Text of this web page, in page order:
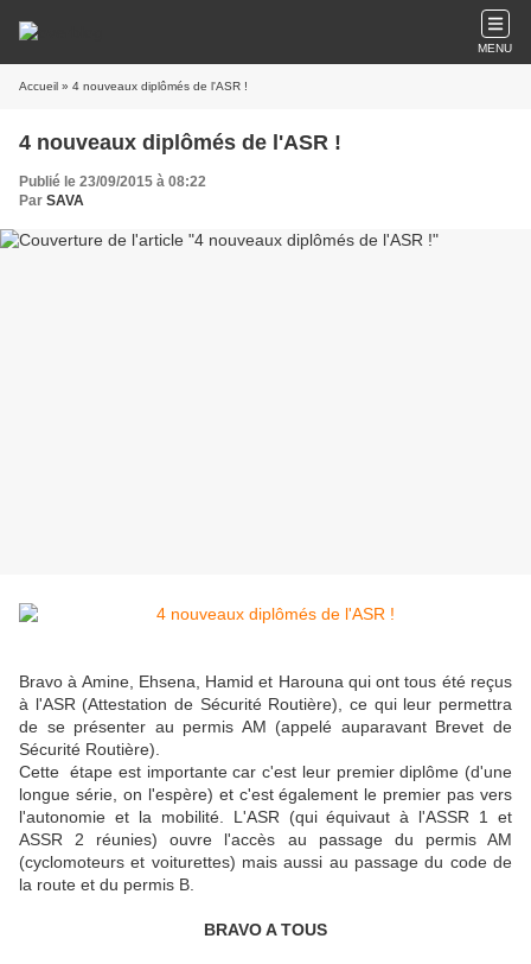
MENU
Accueil » 4 nouveaux diplômés de l'ASR !
4 nouveaux diplômés de l'ASR !
Publié le 23/09/2015 à 08:22
Par SAVA
Bravo à Amine, Ehsena, Hamid et Harouna qui ont tous été reçus
à l'ASR (Attestation de Sécurité Routière), ce qui leur permettra
de se présenter au permis AM (appelé auparavant Brevet de
Sécurité Routière).
Cette étape est importante car c'est leur premier diplôme (d'une
longue série, on l'espère) et c'est également le premier pas vers
l'autonomie et la mobilité. L'ASR (qui équivaut à l'ASSR 1 et
ASSR 2 réunies) ouvre l'accès au passage du permis AM
(cyclomoteurs et voiturettes) mais aussi au passage du code de
la route et du permis B.
BRAVO A TOUS